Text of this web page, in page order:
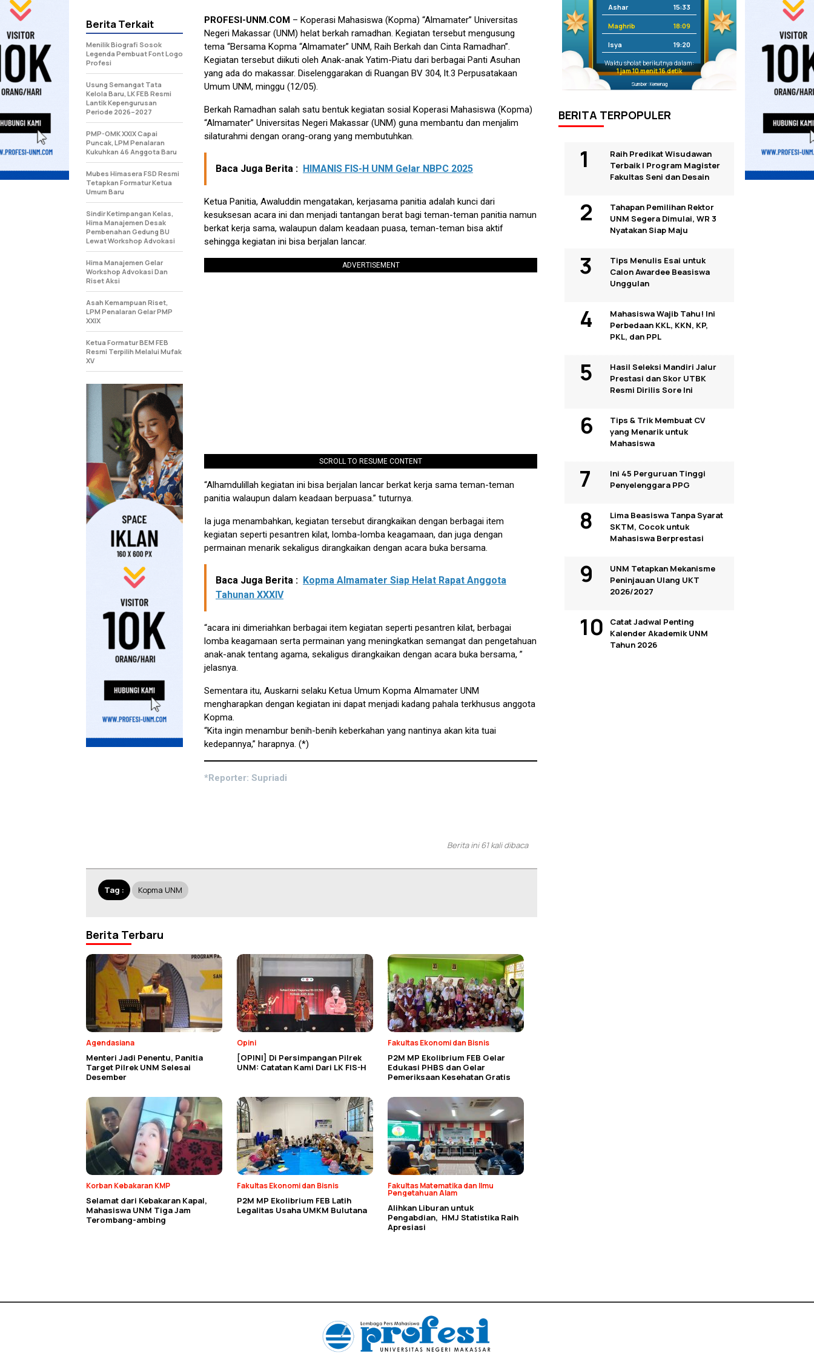
PROFESI-UNM.COM – Koperasi Mahasiswa (Kopma) “Almamater” Universitas
Negeri Makassar (UNM) helat berkah ramadhan. Kegiatan tersebut mengusung
tema “Bersama Kopma “Almamater” UNM, Raih Berkah dan Cinta Ramadhan”.
Kegiatan tersebut diikuti oleh Anak-anak Yatim-Piatu dari berbagai Panti Asuhan
yang ada do makassar. Diselenggarakan di Ruangan BV 304, lt.3 Perpusatakaan
Umum UNM, minggu (12/05).
Berkah Ramadhan salah satu bentuk kegiatan sosial Koperasi Mahasiswa (Kopma)
“Almamater” Universitas Negeri Makassar (UNM) guna membantu dan menjalim
silaturahmi dengan orang-orang yang membutuhkan.
Baca Juga Berita : HIMANIS FIS-H UNM Gelar NBPC 2025
Ketua Panitia, Awaluddin mengatakan, kerjasama panitia adalah kunci dari
kesuksesan acara ini dan menjadi tantangan berat bagi teman-teman panitia namun
berkat kerja sama, walaupun dalam keadaan puasa, teman-teman bisa aktif
sehingga kegiatan ini bisa berjalan lancar.
ADVERTISEMENT
SCROLL TO RESUME CONTENT
“Alhamdulillah kegiatan ini bisa berjalan lancar berkat kerja sama teman-teman
panitia walaupun dalam keadaan berpuasa.” tuturnya.
Ia juga menambahkan, kegiatan tersebut dirangkaikan dengan berbagai item
kegiatan seperti pesantren kilat, lomba-lomba keagamaan, dan juga dengan
permainan menarik sekaligus dirangkaikan dengan acara buka bersama.
Baca Juga Berita : Kopma Almamater Siap Helat Rapat Anggota
Tahunan XXXIV
“acara ini dimeriahkan berbagai item kegiatan seperti pesantren kilat, berbagai
lomba keagamaan serta permainan yang meningkatkan semangat dan pengetahuan
anak-anak tentang agama, sekaligus dirangkaikan dengan acara buka bersama, ”
jelasnya.
Sementara itu, Auskarni selaku Ketua Umum Kopma Almamater UNM
mengharapkan dengan kegiatan ini dapat menjadi kadang pahala terkhusus anggota
Kopma.
“Kita ingin menambur benih-benih keberkahan yang nantinya akan kita tuai
kedepannya,” harapnya. (*)
*Reporter: Supriadi
Berita Terkait
Menilik Biografi Sosok
Legenda Pembuat Font Logo
Profesi
Usung Semangat Tata
Kelola Baru, LK FEB Resmi
Lantik Kepengurusan
Periode 2026–2027
PMP-OMK XXIX Capai
Puncak, LPM Penalaran
Kukuhkan 46 Anggota Baru
Mubes Himasera FSD Resmi
Tetapkan Formatur Ketua
Umum Baru
Sindir Ketimpangan Kelas,
Hima Manajemen Desak
Pembenahan Gedung BU
Lewat Workshop Advokasi
Hima Manajemen Gelar
Workshop Advokasi Dan
Riset Aksi
Asah Kemampuan Riset,
LPM Penalaran Gelar PMP
XXIX
Ketua Formatur BEM FEB
Resmi Terpilih Melalui Mufak
XV
Berita ini 61 kali dibaca
Tag : Kopma UNM
Berita Terbaru
Agendasiana
Menteri Jadi Penentu, Panitia
Target Pilrek UNM Selesai
Desember
Opini
[OPINI] Di Persimpangan Pilrek
UNM: Catatan Kami Dari LK FIS-H
Fakultas Ekonomi dan Bisnis
P2M MP Ekolibrium FEB Gelar
Edukasi PHBS dan Gelar
Pemeriksaan Kesehatan Gratis
Korban Kebakaran KMP
Selamat dari Kebakaran Kapal,
Mahasiswa UNM Tiga Jam
Terombang-ambing
Fakultas Ekonomi dan Bisnis
P2M MP Ekolibrium FEB Latih
Legalitas Usaha UMKM Bulutana
Fakultas Matematika dan Ilmu
Pengetahuan Alam
Alihkan Liburan untuk
Pengabdian, HMJ Statistika Raih
Apresiasi
Ashar 15:33
Maghrib 18:09
Isya 19:20
Waktu sholat berikutnya dalam:
1 jam 10 menit 15 detik
Sumber: Kemenag
BERITA TERPOPULER
Raih Predikat Wisudawan
Terbaik I Program Magister
Fakultas Seni dan Desain
Tahapan Pemilihan Rektor
UNM Segera Dimulai, WR 3
Nyatakan Siap Maju
Tips Menulis Esai untuk
Calon Awardee Beasiswa
Unggulan
Mahasiswa Wajib Tahu! Ini
Perbedaan KKL, KKN, KP,
PKL, dan PPL
Hasil Seleksi Mandiri Jalur
Prestasi dan Skor UTBK
Resmi Dirilis Sore Ini
Tips & Trik Membuat CV
yang Menarik untuk
Mahasiswa
Ini 45 Perguruan Tinggi
Penyelenggara PPG
Lima Beasiswa Tanpa Syarat
SKTM, Cocok untuk
Mahasiswa Berprestasi
UNM Tetapkan Mekanisme
Peninjauan Ulang UKT
2026/2027
Catat Jadwal Penting
Kalender Akademik UNM
Tahun 2026